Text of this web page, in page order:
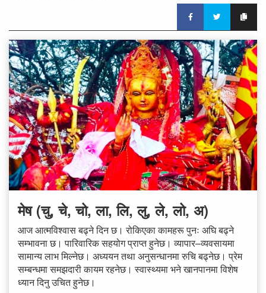
मेष (चु, चे, चो, ला, लि, लु, ले, लो, अ)
आज आत्मविश्वास बढ्ने दिन छ। रोकिएका कामहरू पुनः अघि बढ्ने
सम्भावना छ। पारिवारिक सहयोग प्राप्त हुनेछ। व्यापार–व्यवसायमा
सामान्य लाभ मिल्नेछ। अध्ययन तथा अनुसन्धानमा रुचि बढ्नेछ। प्रेम
सम्बन्धमा समझदारी कायम रहनेछ। स्वास्थ्यमा भने खानपानमा विशेष
ध्यान दिनु उचित हुनेछ।